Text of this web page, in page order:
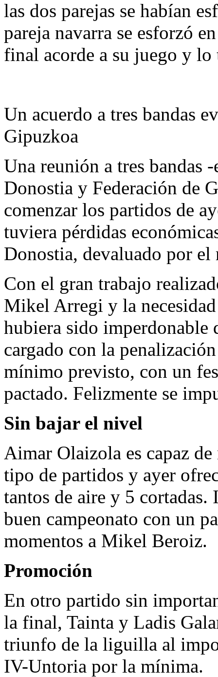
las dos parejas se habían
pareja navarra se esforzó
final acorde a su juego y
Un acuerdo a tres bandas
Gipuzkoa
Una reunión a tres bandas
Donostia y Federación de
comenzar los partidos de
tuviera pérdidas
Donostia, devaluado por el
Con el gran trabajo
Mikel Arregi y la
hubiera sido imperdonable
cargado con la
mínimo previsto, con un
pactado. Felizmente se
Sin bajar el nivel
Aimar Olaizola es capaz
tipo de partidos y ayer
tantos de aire y 5
buen campeonato con un
momentos a Mikel Beroiz.
Promoción
En otro partido sin
la final, Tainta y Ladis
triunfo de la liguilla al
IV-Untoria por la mínima.